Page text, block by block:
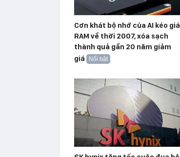
Cơn khát bộ nhớ của AI kéo giá
RAM về thời 2007, xóa sạch
thành quả gần 20 năm giảm
giá
Nổi bật